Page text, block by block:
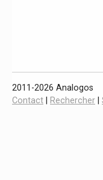
2011-2026 Analogos
Contact
Rechercher